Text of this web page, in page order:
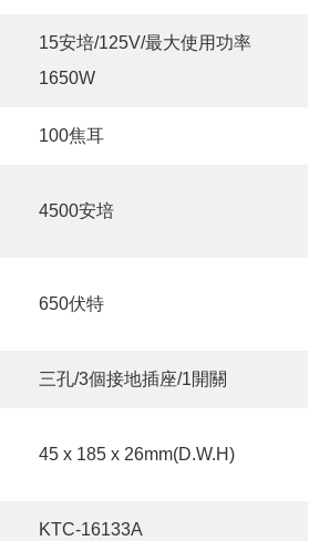
15安培/125V/最大使用功率
1650W
100焦耳
4500安培
650伏特
三孔/3個接地插座/1開關
45 x 185 x 26mm(D.W.H)
KTC-16133A